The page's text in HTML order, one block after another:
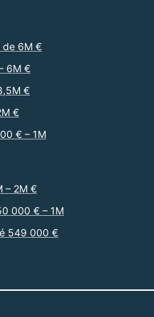
de 6M €
6M €
€
€
€ – 1M
– 2M €
000 € – 1M
549 000 €